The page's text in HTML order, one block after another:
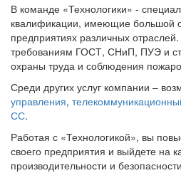
В команде «Технологики» -
квалификации, имеющие большой
предприятиях различных
требованиям ГОСТ, СНиП, ПУЭ и
охраны труда и соблюдения
Среди других услуг компании –
управления,
СС.
Работая с «Технологикой», вы
своего предприятия и выйдете на
производительности и